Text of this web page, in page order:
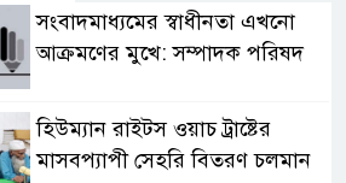
সংবাদমাধ্যমের স্বাধীনতা এখনো
আক্রমণের মুখে: সম্পাদক পরিষদ
হিউম্যান রাইটস ওয়াচ ট্রাষ্টের
মাসবপ্যাপী সেহরি বিতরণ চলমান